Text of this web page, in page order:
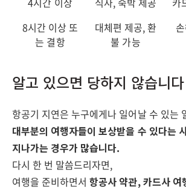
8시간 이상 또
는 결항
대체편 제공, 환
불 가능
알고 있으면 당하지 않습니다
항공기 지연은 누구에게나 일어날 수 있는
대부분의 여행자들이 보상받을 수 있다는
지나가는 경우가 많습니다.
다시 한 번 말씀드리자면,
여행을 준비하면서항공사 약관, 카드사 여